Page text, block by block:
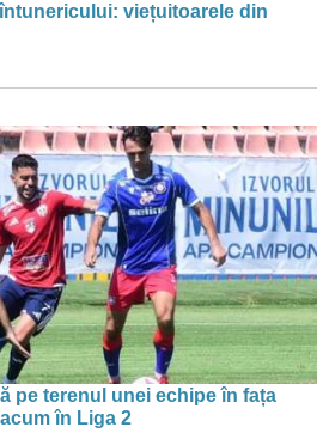
viețuitoarele din
pe terenul unei echipe în fața
în Liga 2